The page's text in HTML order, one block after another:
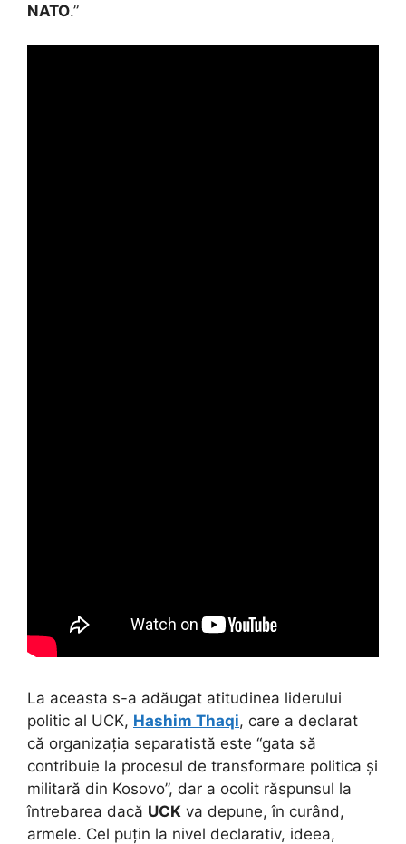
NATO.”
La aceasta s-a adăugat atitudinea liderului
politic al UCK, Hashim Thaqi, care a declarat
că organizația separatistă este “gata să
contribuie la procesul de transformare politica și
militară din Kosovo”, dar a ocolit răspunsul la
întrebarea dacă UCK va depune, în curând,
armele. Cel puțin la nivel declarativ, ideea,